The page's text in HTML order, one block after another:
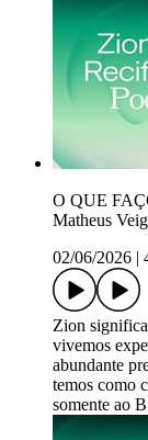
O QUE
Matheus
02/06/2026
Zion
vivemos
abundante
temos como
somente ao